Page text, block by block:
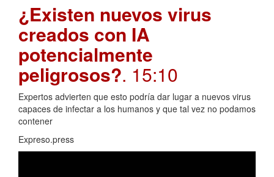
¿Existen nuevos virus
creados con IA
potencialmente
peligrosos?. 15:10
Expertos advierten que esto podría dar lugar a nuevos virus
capaces de infectar a los humanos y que tal vez no podamos
contener
Expreso.press